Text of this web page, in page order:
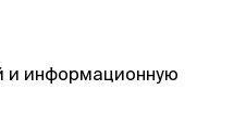
и информационную